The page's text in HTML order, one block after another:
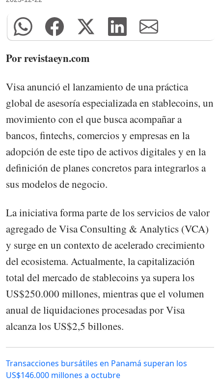
Por revistaeyn.com
Visa anunció el lanzamiento de una práctica
global de asesoría especializada en stablecoins, un
movimiento con el que busca acompañar a
bancos, fintechs, comercios y empresas en la
adopción de este tipo de activos digitales y en la
definición de planes concretos para integrarlos a
sus modelos de negocio.
La iniciativa forma parte de los servicios de valor
agregado de Visa Consulting & Analytics (VCA)
y surge en un contexto de acelerado crecimiento
del ecosistema. Actualmente, la capitalización
total del mercado de stablecoins ya supera los
US$250.000 millones, mientras que el volumen
anual de liquidaciones procesadas por Visa
alcanza los US$2,5 billones.
Transacciones bursátiles en Panamá superan los
US$146.000 millones a octubre